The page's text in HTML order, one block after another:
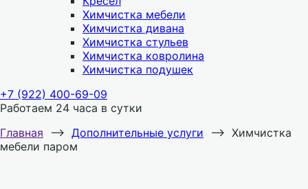
Химчистка мебели
Химчистка дивана
Химчистка стульев
Химчистка ковролина
Химчистка подушек
+7 (922) 400-69-09
Работаем 24 часа в сутки
Главная ⟶ Дополнительные услуги ⟶ Химчистка
мебели паром